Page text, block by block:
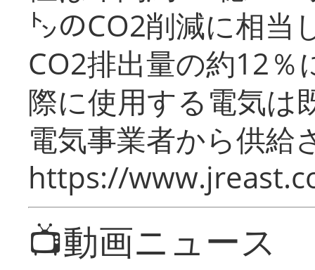
㌧のCO2削減に相当
CO2排出量の約12％
際に使用する電気は
電気事業者から供給
https://
📺動画ニュース